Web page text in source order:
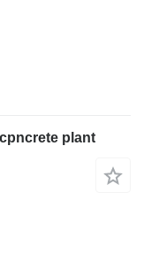
plant